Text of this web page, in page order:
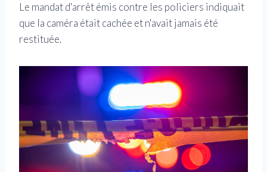
Le mandat d'arrêt émis contre les policiers indiquait
que la caméra était cachée et n'avait jamais été
restituée.